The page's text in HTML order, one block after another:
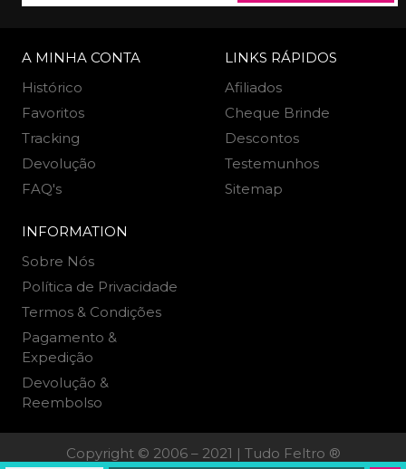
A MINHA CONTA
Histórico
Favoritos
Tracking
Devolução
FAQ's
LINKS RÁPIDOS
Afiliados
Cheque Brinde
Descontos
Testemunhos
Sitemap
INFORMATION
Sobre Nós
Política de Privacidade
Termos & Condições
Pagamento &
Expedição
Devolução &
Reembolso
Copyright © 2006 – 2021 | Tudo Feltro ®